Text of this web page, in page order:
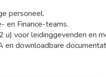
personeel.
en Finance-teams.
u) voor leidinggevenden en
en downloadbare